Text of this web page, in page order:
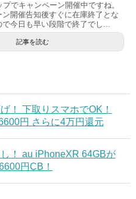
でキャンペーン開催中ですね。
開催告知後すぐに在庫終了とな
で今日も早い段階で終了でし...
記事を読む
！ 下取りスマホでOK！
円 さらに4万円還元
！ au iPhoneXR 64GBが
円CB！